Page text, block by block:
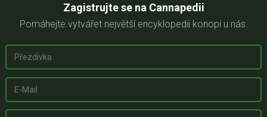
Zagistrujte se na Cannapedii
Pomáhejte vytvářet největší encyklopedii konopí u nás.